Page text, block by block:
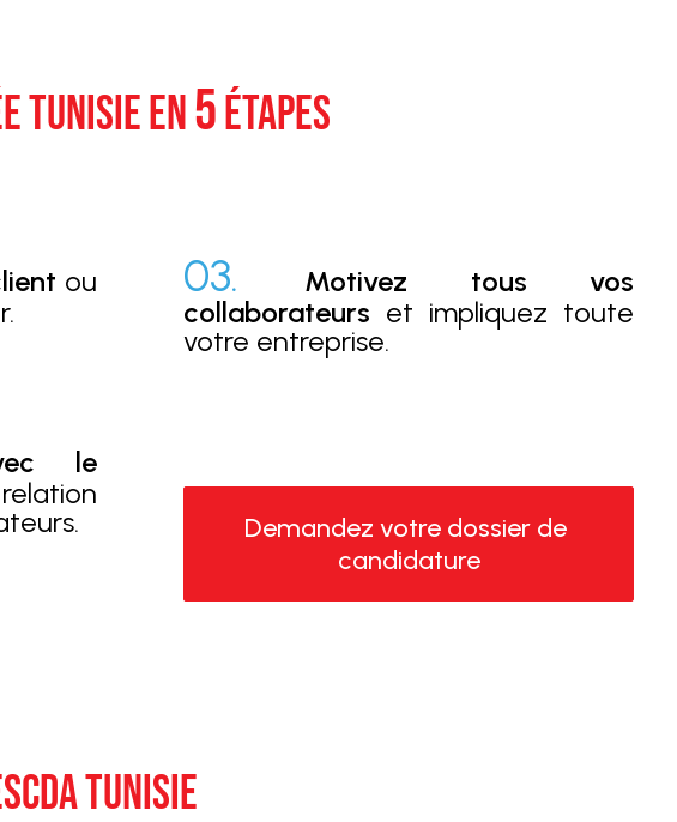
TUNISIE EN5ÉTAPES
ou
le
03.
Motivez tous vos
collaborateurs et impliquez toute
votre entreprise.
Demandez votre dossier de
candidature
TUNISIE